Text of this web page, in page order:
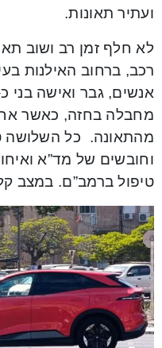
ועתיר תאונות.
לא חלף זמן רב ושוב
רכב, ברחוב האילנות
מחבלה בחזה, כאשר
מהתאונה. כל השלושה
וחובשים של מד”א
טיפול ברמב”ם. במצב קל